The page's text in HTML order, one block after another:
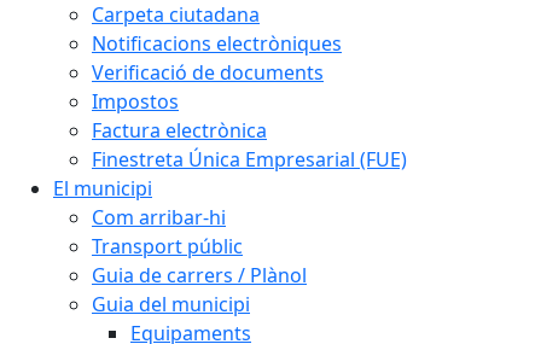
Carpeta ciutadana
Notificacions electròniques
Verificació de documents
Impostos
Factura electrònica
Finestreta Única Empresarial (FUE)
El municipi
Com arribar-hi
Transport públic
Guia de carrers / Plànol
Guia del municipi
Equipaments